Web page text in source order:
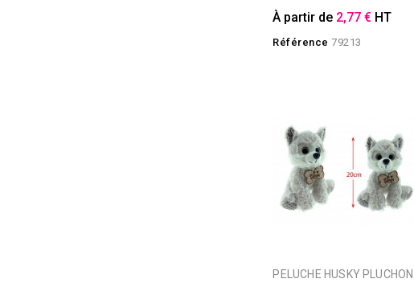
À partir de 2,77 € HT
Référence 79213
PELUCHE HUSKY PLUCHON